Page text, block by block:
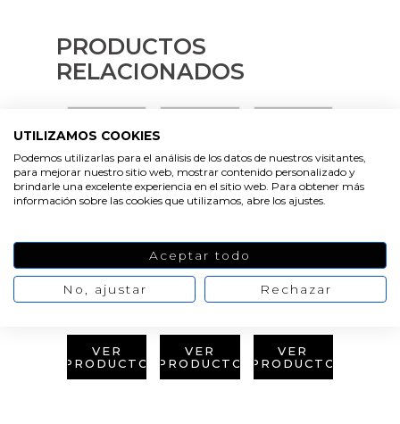
PRODUCTOS
RELACIONADOS
VER
PRODUCTO
VER
PRODUCTO
VER
PRODUCTO
UTILIZAMOS COOKIES
Podemos utilizarlas para el análisis de los datos de nuestros visitantes,
para mejorar nuestro sitio web, mostrar contenido personalizado y
brindarle una excelente experiencia en el sitio web. Para obtener más
información sobre las cookies que utilizamos, abre los ajustes.
Aceptar todo
No, ajustar Rechazar